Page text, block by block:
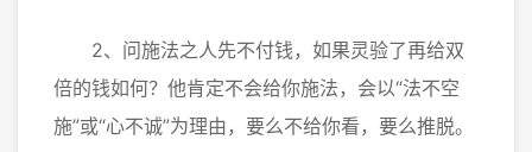
2、问施法之人先不付钱，如果灵验了再给双
倍的钱如何？他肯定不会给你施法，会以“法不空
施”或“心不诚”为理由，要么不给你看，要么推脱。